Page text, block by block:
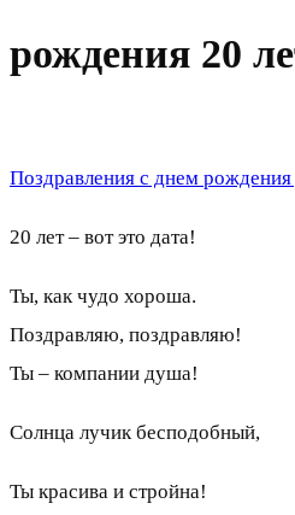
рождения 20
Поздравления с днем рождения
20 лет – вот это дата!
Ты, как чудо хороша.
Поздравляю, поздравляю!
Ты – компании душа!
Солнца лучик бесподобный,
Ты красива и стройна!